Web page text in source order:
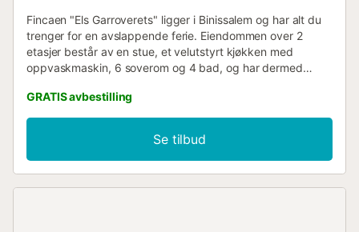
Fincaen "Els Garroverets" ligger i Binissalem og har alt du
trenger for en avslappende ferie. Eiendommen over 2
etasjer består av en stue, et velutstyrt kjøkken med
oppvaskmaskin, 6 soverom og 4 bad, og har dermed
(egnet for videosamtaler), TV samt vaskemaskin. Videre er
et bordtennisbord tilgjengelig på eiendommen. 2
barnesenger og 2 barnestoler er også tilgjengelig.
Høydepunktet ved denne boligen er det private
uteområdet med et inngjerdet basseng, en hage, 2 åpne
GRATIS avbestilling
Se tilbud